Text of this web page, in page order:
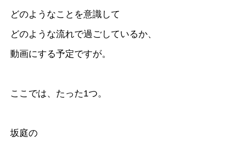
どのようなことを意識して
どのような流れで過ごしているか、
動画にする予定ですが。
ここでは、たった1つ。
坂庭の